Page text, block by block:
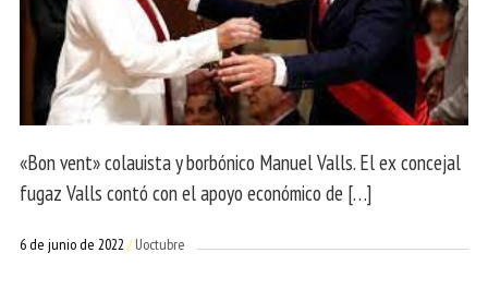
«Bon vent» colauista y borbónico Manuel Valls. El ex concejal
fugaz Valls contó con el apoyo económico de […]
6 de junio de 2022 Uoctubre